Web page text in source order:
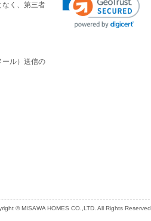
なく、第三者
ール）送信の
© MISAWA HOMES CO.,LTD. All Rights Reserved.